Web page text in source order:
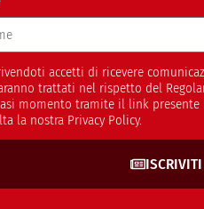
accetti di ricevere
trattati nel rispetto del
momento tramite il link
la nostra Privacy Policy.